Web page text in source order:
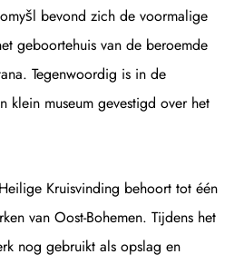
bevond zich de voormalige
geboortehuis van de beroemde
Tegenwoordig is in de
klein museum gevestigd over het
Kruisvinding behoort tot één
van Oost-Bohemen. Tijdens het
nog gebruikt als opslag en